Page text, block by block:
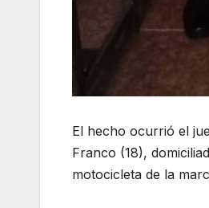
El hecho ocurrió el
Franco (18),
motocicleta de la